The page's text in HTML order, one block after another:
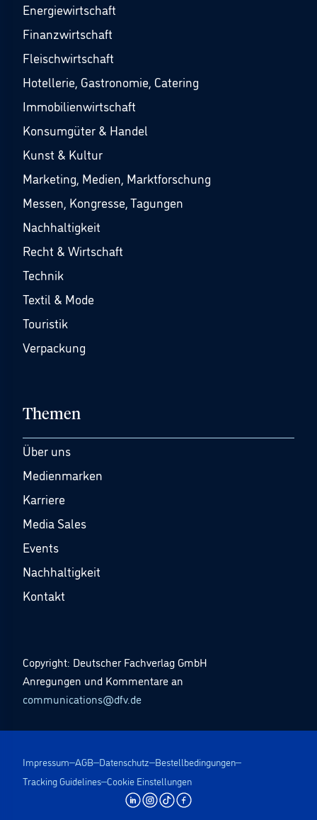
Energiewirtschaft
Finanzwirtschaft
Fleischwirtschaft
Hotellerie, Gastronomie, Catering
Immobilienwirtschaft
Konsumgüter & Handel
Kunst & Kultur
Marketing, Medien, Marktforschung
Messen, Kongresse, Tagungen
Nachhaltigkeit
Recht & Wirtschaft
Technik
Textil & Mode
Touristik
Verpackung
Themen
Über uns
Medienmarken
Karriere
Media Sales
Events
Nachhaltigkeit
Kontakt
Copyright: Deutscher Fachverlag GmbH
Anregungen und Kommentare an
communications@dfv.de
Impressum AGB Datenschutz Bestellbedingungen
Tracking Guidelines Cookie Einstellungen